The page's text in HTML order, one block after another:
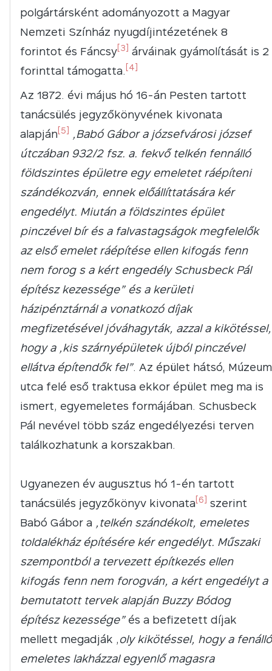
polgártársként adományozott a Magyar
Nemzeti Színház nyugdíjintézetének 8
forintot és Fáncsy [3]
árváinak gyámolítását is 2
forinttal támogatta. [4]
Az 1872. évi május hó 16-án Pesten tartott
tanácsülés jegyzőkönyvének kivonata
alapján [5]
„Babó Gábor a józsefvárosi józsef
útczában 932/2 fsz. a. fekvő telkén fennálló
földszintes épületre egy emeletet ráépíteni
szándékozván, ennek előállíttatására kér
engedélyt. Miután a földszintes épület
pinczével bír és a falvastagságok megfelelők
az első emelet ráépítése ellen kifogás fenn
nem forog s a kért engedély Schusbeck Pál
építész kezessége” és a kerületi
házipénztárnál a vonatkozó díjak
megfizetésével jóváhagyták, azzal a kikötéssel,
hogy a „kis szárnyépületek újból pinczével
ellátva építendők fel”. Az épület hátsó, Múzeum
utca felé eső traktusa ekkor épület meg ma is
ismert, egyemeletes formájában. Schusbeck
Pál nevével több száz engedélyezési terven
találkozhatunk a korszakban.
Ugyanezen év augusztus hó 1-én tartott
tanácsülés jegyzőkönyv kivonata [6]
szerint
Babó Gábor a „telkén szándékolt, emeletes
toldalékház építésére kér engedélyt. Műszaki
szempontból a tervezett építkezés ellen
kifogás fenn nem forogván, a kért engedélyt a
bemutatott tervek alapján Buzzy Bódog
építész kezessége”és a befizetett díjak
mellett megadják „oly kikötéssel, hogy a fenálló
emeletes lakházzal egyenlő magasra